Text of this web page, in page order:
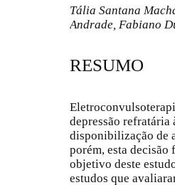
Tália Santana
Andrade, Fabiano
RESUMO
depressão refratária
disponibilização de
porém, esta decisão
objetivo deste
estudos que